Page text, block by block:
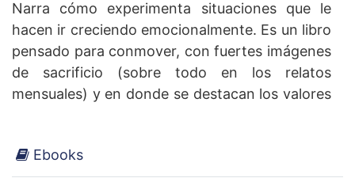
Narra cómo experimenta situaciones que le
hacen ir creciendo emocionalmente. Es un libro
pensado para conmover, con fuertes imágenes
de sacrificio (sobre todo en los relatos
mensuales) y en donde se destacan los valores
Ebooks